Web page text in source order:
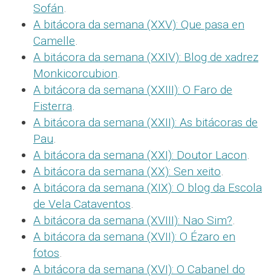
Sofán.
A bitácora da semana (XXV): Que pasa en
Camelle.
A bitácora da semana (XXIV): Blog de xadrez
Monkicorcubion.
A bitácora da semana (XXIII): O Faro de
Fisterra.
A bitácora da semana (XXII): As bitácoras de
Pau.
A bitácora da semana (XXI): Doutor Lacon.
A bitácora da semana (XX): Sen xeito.
A bitácora da semana (XIX): O blog da Escola
de Vela Cataventos.
A bitácora da semana (XVIII): Nao Sim?.
A bitácora da semana (XVII): O Ézaro en
fotos.
A bitácora da semana (XVI): O Cabanel do